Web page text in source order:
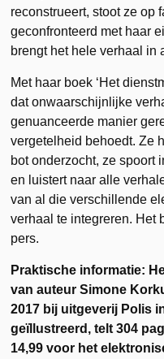
reconstrueert, stoot ze op
geconfronteerd met haar
brengt het hele verhaal in
Met haar boek ‘Het
dat onwaarschijnlijke
genuanceerde manier
vergetelheid behoedt. Ze
bot onderzocht, ze spoort
en luistert naar alle
van al die verschillende
verhaal te integreren. Het
pers.
Praktische informatie:
van auteur Simone
2017 bij uitgeverij Polis
geïllustreerd, telt 304
14,99 voor het